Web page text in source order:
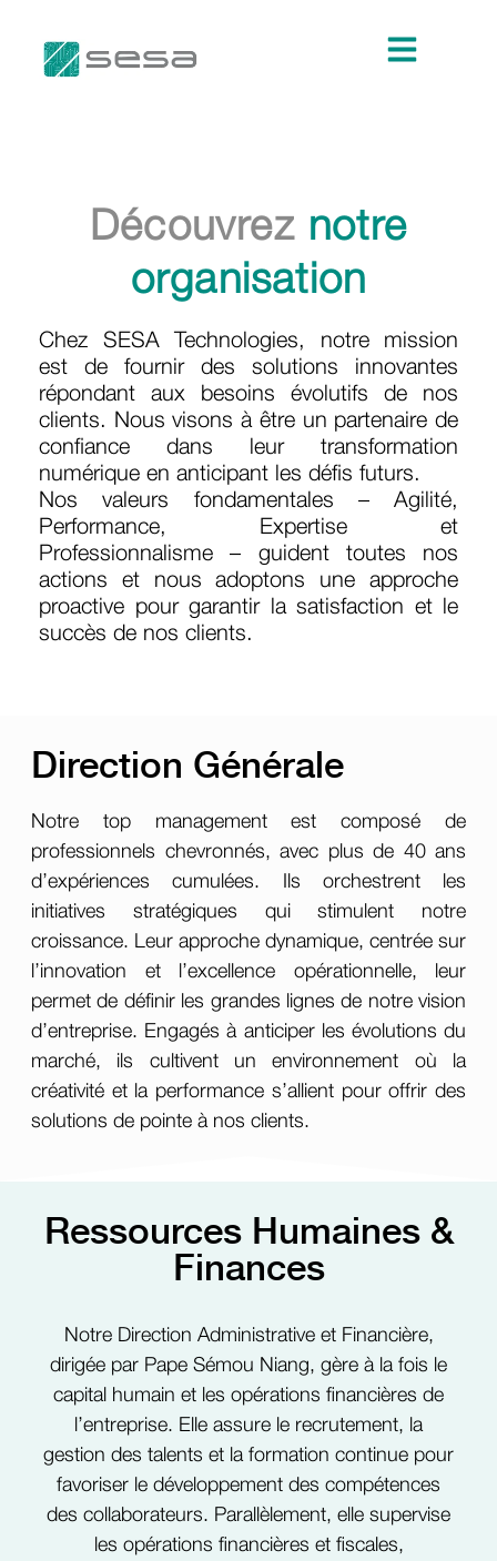
Découvrez notre
organisation
Chez SESA Technologies, notre mission
est de fournir des solutions innovantes
répondant aux besoins évolutifs de nos
clients. Nous visons à être un partenaire de
confiance dans leur transformation
numérique en anticipant les défis futurs.
Nos valeurs fondamentales – Agilité,
Performance, Expertise et
Professionnalisme – guident toutes nos
actions et nous adoptons une approche
proactive pour garantir la satisfaction et le
succès de nos clients.
Direction Générale
Notre top management est composé de
professionnels chevronnés, avec plus de 40 ans
d’expériences cumulées. Ils orchestrent les
initiatives stratégiques qui stimulent notre
croissance. Leur approche dynamique, centrée sur
l’innovation et l’excellence opérationnelle, leur
permet de définir les grandes lignes de notre vision
d’entreprise. Engagés à anticiper les évolutions du
marché, ils cultivent un environnement où la
créativité et la performance s’allient pour offrir des
solutions de pointe à nos clients.
Ressources Humaines &
Finances
Notre Direction Administrative et Financière,
dirigée par Pape Sémou Niang, gère à la fois le
capital humain et les opérations financières de
l’entreprise. Elle assure le recrutement, la
gestion des talents et la formation continue pour
favoriser le développement des compétences
des collaborateurs. Parallèlement, elle supervise
les opérations financières et fiscales,